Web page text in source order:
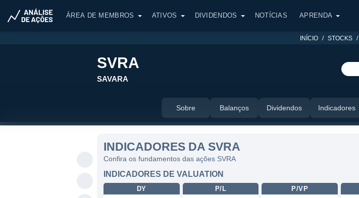
ÁREA DE MEMBROS ATIVOS DIVIDENDOS NOTÍCIAS APRENDA
INÍCIO STOCKS
SVRA
SAVARA
Sobre Balanços Dividendos Indicadores
INDICADORES DA SVRA
Confira os fundamentos das ações SVRA
INDICADORES DE VALUATION
DY P/L P/VP